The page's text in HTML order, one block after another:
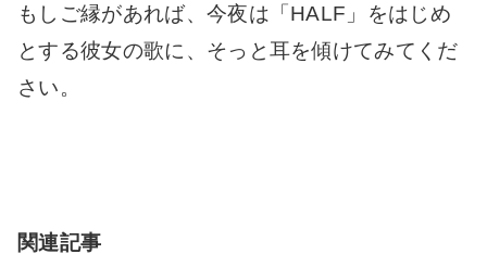
もしご縁があれば、今夜は「HALF」をはじめ
とする彼女の歌に、そっと耳を傾けてみてくだ
さい。
関連記事